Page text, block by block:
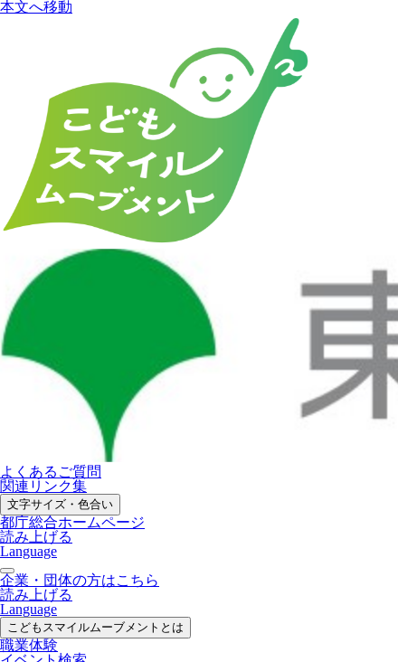
本文へ移動
よくあるご質問
関連リンク集
文字サイズ・色合い
都庁総合ホームページ
読み上げる
Language
企業・団体の方はこちら
読み上げる
Language
こどもスマイルムーブメントとは
職業体験